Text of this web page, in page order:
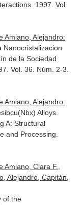
. 1997. Vol.
Amiano, Alejandro:
Nanocristalizacion
de la Sociedad
Vol. 36. Núm. 2-3.
Amiano, Alejandro:
Alloys.
A: Structural
and Processing
Clara F.,
Alejandro, Capitán,
of the